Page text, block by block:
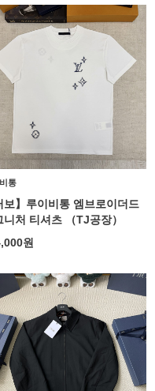
통
보】루이비통 엠브로이더드
니처 티셔츠 （TJ공장）
원